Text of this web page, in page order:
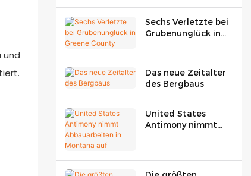
und
Sechs Verletzte bei
Grubenunglück in
Das neue Zeitalter
des Bergbaus
United States
Antimony nimmt